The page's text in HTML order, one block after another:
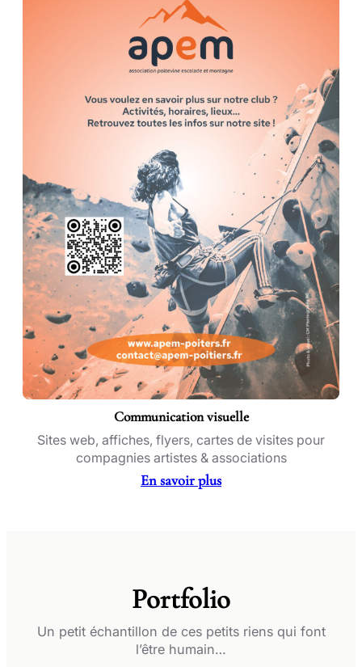
Communication visuelle
Sites web, affiches, flyers, cartes de visites pour
compagnies artistes & associations
En savoir plus
Portfolio
Un petit échantillon de ces petits riens qui font
l’être humain…